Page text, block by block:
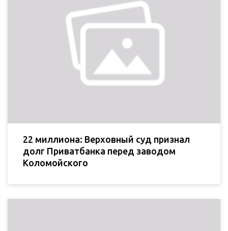
22 миллиона: Верховный суд признал
долг Приватбанка перед заводом
Коломойского